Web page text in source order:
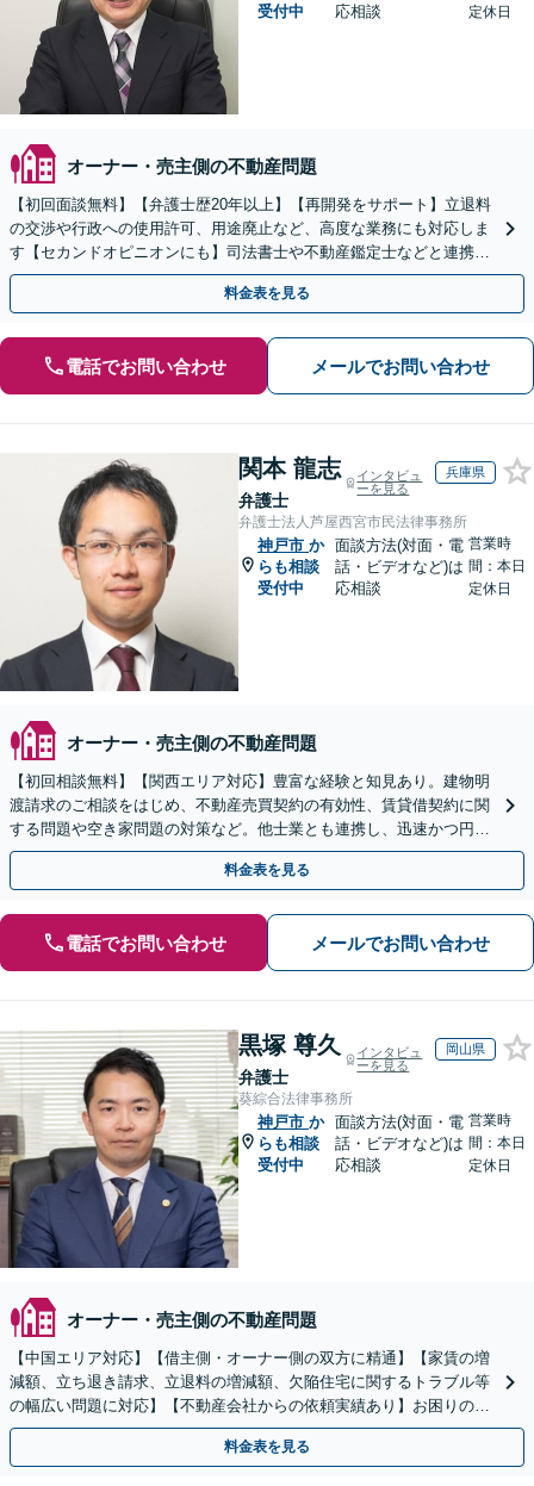
受付中
応相談
定休日
オーナー・売主側の不動産問題
【初回面談無料】【弁護士歴20年以上】【再開発をサポート】立退料
の交渉や行政への使用許可、用途廃止など、高度な業務にも対応しま
す【セカンドオピニオンにも】司法書士や不動産鑑定士などと連携。
農地や山林などもお任せください【枚方市駅6分】
料金表を見る
電話でお問い合わせ メールでお問い合わせ
関本 龍志
弁護士
インタビュ
ーを見る
兵庫県
弁護士法人芦屋西宮市民法律事務所
神戸市 か
らも相談
受付中
面談方法(対面・電
話・ビデオなど)は
応相談
営業時
間：本日
定休日
オーナー・売主側の不動産問題
【初回相談無料】【関西エリア対応】豊富な経験と知見あり。建物明
渡請求のご相談をはじめ、不動産売買契約の有効性、賃貸借契約に関
する問題や空き家問題の対策など。他士業とも連携し、迅速かつ円滑
な解決を目指します【顧問契約】【西宮北口駅3分】
料金表を見る
電話でお問い合わせ メールでお問い合わせ
黒塚 尊久
弁護士
インタビュ
ーを見る
岡山県
葵綜合法律事務所
神戸市 か
らも相談
受付中
面談方法(対面・電
話・ビデオなど)は
応相談
営業時
間：本日
定休日
オーナー・売主側の不動産問題
【中国エリア対応】【借主側・オーナー側の双方に精通】【家賃の増
減額、立ち退き請求、立退料の増減額、欠陥住宅に関するトラブル等
の幅広い問題に対応】【不動産会社からの依頼実績あり】お困りの際
はご連絡ください。迅速かつ丁寧に対応いたします。
料金表を見る